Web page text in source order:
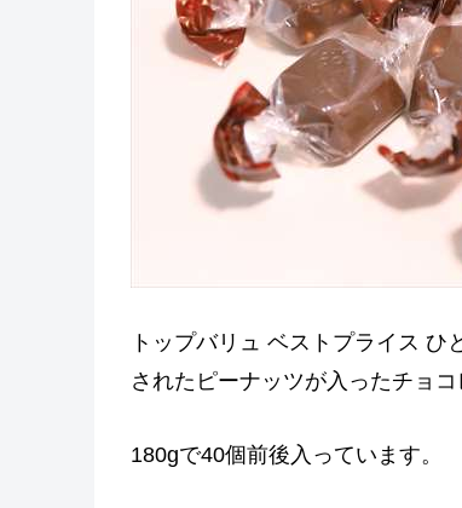
トップバリュ ベストプライス
されたピーナッツが入ったチョコ
180gで40個前後入っています。